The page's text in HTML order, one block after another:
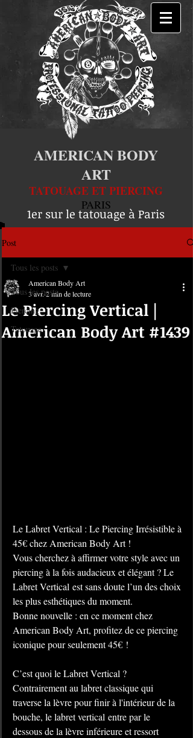
AMERICAN BODY
ART
TATOUAGE ET PIERCING
PARIS
1er sur le tatouage à Paris
Post
Tous les posts
Piercing
Tatouage
Tous les posts
Le Piercing Vertical |
American Body Art #1439
American Body Art
3 avr.2 min de lecture
Le Labret Vertical : Le Piercing Irrésistible à
45€ chez American Body Art !
Vous cherchez à affirmer votre style avec un
piercing à la fois audacieux et élégant ? Le
Labret Vertical est sans doute l’un des choix
les plus esthétiques du moment.
Bonne nouvelle : en ce moment chez
American Body Art, profitez de ce piercing
iconique pour seulement 45€ !
C’est quoi le Labret Vertical ?
Contrairement au labret classique qui
traverse la lèvre pour finir à l'intérieur de la
bouche, le labret vertical entre par le
dessous de la lèvre inférieure et ressort